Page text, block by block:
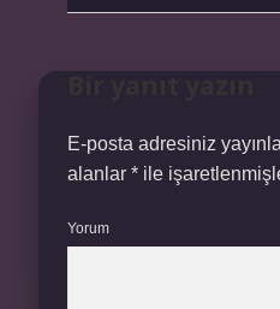
E-posta adresiniz
alanlar * ile
Yorum